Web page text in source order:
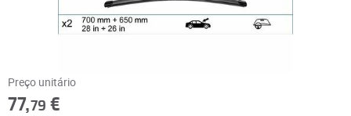
Preço unitário
77,79 €